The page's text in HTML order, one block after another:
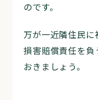
のです。
万が一近隣住民に
損害賠償責任を負
おきましょう。